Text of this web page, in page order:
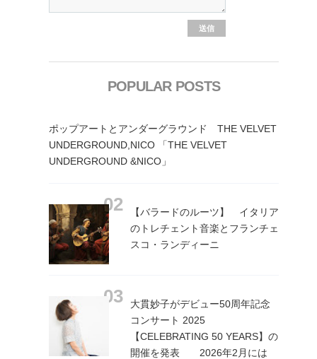
POPULAR POSTS
ポップアートとアンダーグラウンド THE VELVET
UNDERGROUND,NICO 「THE VELVET
UNDERGROUND &NICO」
【バラードのルーツ】 イタリア
のトレチェント音楽とフランチェ
スコ・ランディーニ
大貫妙子がデビュー50周年記念
コンサート 2025
【CELEBRATING 50 YEARS】の
開催を発表 2026年2月には